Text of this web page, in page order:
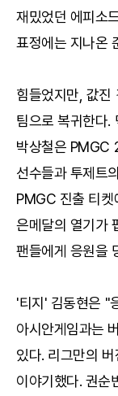
재밌었던 에피소
표정에는 지나온
힘들었지만, 값진
팀으로 복귀한다.
박상철은 PMGC
선수들과 투제트
PMGC 진출 티켓
은메달의 열기가
팬들에게 응원을
'티지' 김동현은 "
아시안게임과는
있다. 리그만의
이야기했다. 권순